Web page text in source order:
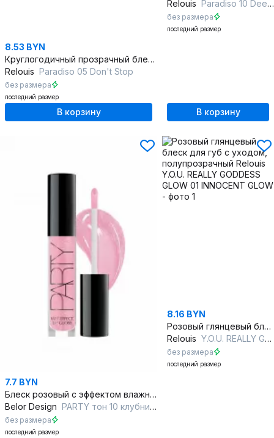
8.53 BYN
Круглогодичный прозрачный блеск для губ с сиянием
Relouis Paradiso 05 Don't Stop
без размера
последний размер
В корзину
Relouis Paradiso 10 Deep Pink NEW
без размера
последний размер
В корзину
7.7 BYN
Блеск розовый с эффектом влажных губ, не скатывается
Belor Design PARTY тон 10 клубника со сливками
без размера
последний размер
8.16 BYN
Розовый глянцевый блеск для губ с уходом, полупрозрачный
Relouis Y.O.U. REALLY GODDESS GLOW 01 INNOCENT GLOW
без размера
последний размер